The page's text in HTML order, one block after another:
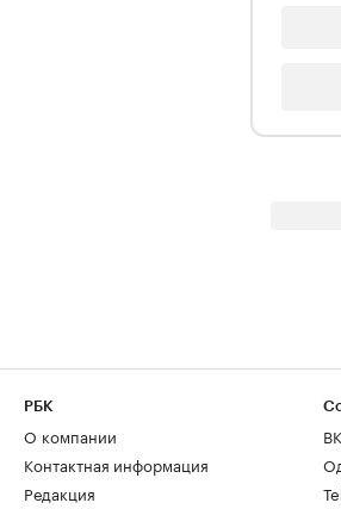
РБК
О компании
Контактная информация
Редакция